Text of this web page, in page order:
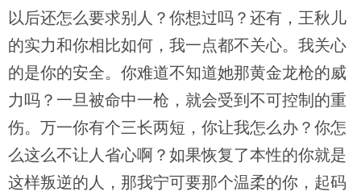
以后还怎么要求别人？你想过吗？还有，王秋儿
的实力和你相比如何，我一点都不关心。我关心
的是你的安全。你难道不知道她那黄金龙枪的威
力吗？一旦被命中一枪，就会受到不可控制的重
伤。万一你有个三长两短，你让我怎么办？你怎
么这么不让人省心啊？如果恢复了本性的你就是
这样叛逆的人，那我宁可要那个温柔的你，起码